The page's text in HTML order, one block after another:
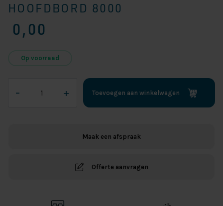
HOOFDBORD 8000
0,00
Op voorraad
–
8000
+ Toevoegen aan winkelwagen
Maak een afspraak
Offerte aanvragen